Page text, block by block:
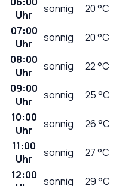
Uhr
sonnig 20°C
07:00
Uhr
sonnig 20°C
08:00
Uhr
sonnig 22°C
09:00
Uhr
sonnig 25°C
10:00
Uhr
sonnig 26°C
11:00
Uhr
sonnig 27°C
12:00 sonnig 29°C